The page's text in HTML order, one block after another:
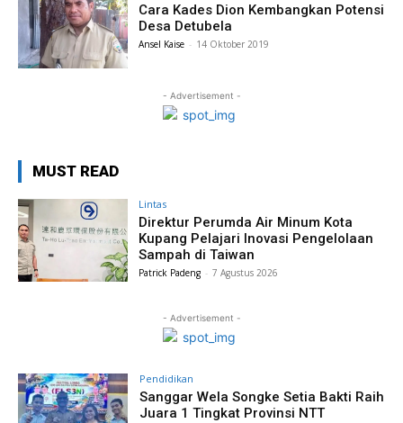
Cara Kades Dion Kembangkan Potensi
Desa Detubela
Ansel Kaise - 14 Oktober 2019
- Advertisement -
MUST READ
Lintas
Direktur Perumda Air Minum Kota
Kupang Pelajari Inovasi Pengelolaan
Sampah di Taiwan
Patrick Padeng - 7 Agustus 2026
- Advertisement -
Pendidikan
Sanggar Wela Songke Setia Bakti Raih
Juara 1 Tingkat Provinsi NTT